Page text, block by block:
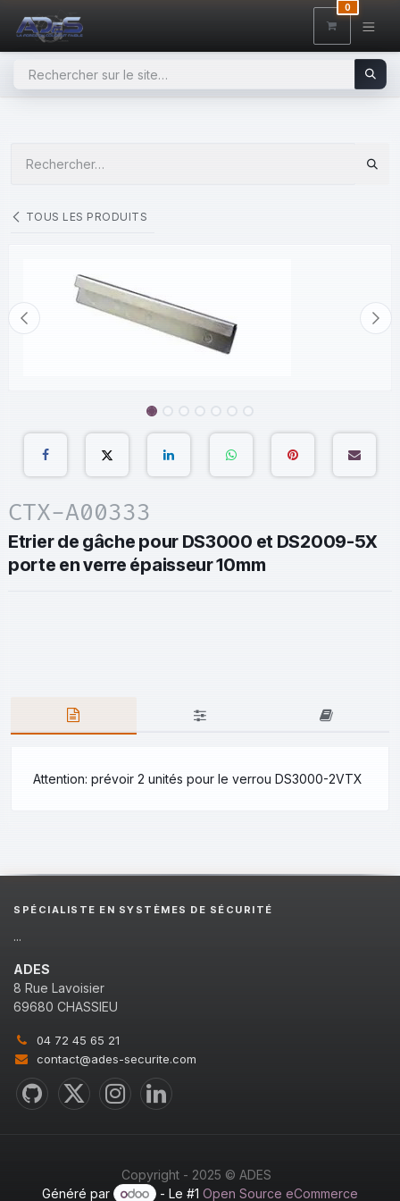
0
TOUS LES PRODUITS
CTX-A00333
Etrier de gâche pour DS3000 et DS2009-5X
porte en verre épaisseur 10mm
Attention: prévoir 2 unités pour le verrou DS3000-2VTX
SPÉCIALISTE EN SYSTÈMES DE SÉCURITÉ
...
ADES
8 Rue Lavoisier
69680 CHASSIEU
04 72 45 65 21
contact@ades-securite.com
Copyright - 2025 © ADES
Généré par
- Le #1Open Source eCommerce